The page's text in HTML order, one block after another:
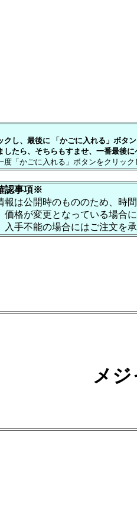
し、最後に 「かごに入れる」ボタ
たら、そちらもすませ、一番最後に
「かごに入れる」ボタンをクリック
認事項※
報は公開時のもののため、時
価格が変更となっている場合
入手不能の場合にはご注文を
メジ